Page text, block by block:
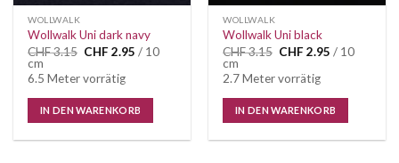
WOLLWALK
Wollwalk Uni dark navy
CHF3.15 Ursprünglicher
war:
CHF 3.15
CHF 2.95 Aktueller
/ 10
cm
6.5 Meter vorrätig
IN DEN WARENKORB
WOLLWALK
Wollwalk Uni black
CHF3.15 Ursprünglicher
war:
CHF 3.15
CHF 2.95 Aktueller
/ 10
cm
2.7 Meter vorrätig
IN DEN WARENKORB